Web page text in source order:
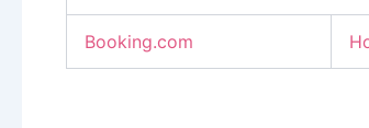
Booking.com